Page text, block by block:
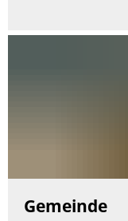
Gemeinde